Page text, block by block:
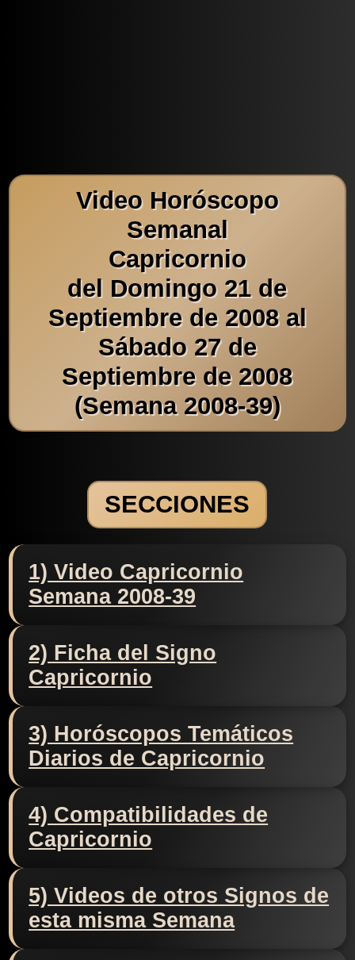
Video Horóscopo
Semanal
Capricornio
del Domingo 21 de
Septiembre de 2008 al
Sábado 27 de
Septiembre de 2008
(Semana 2008-39)
SECCIONES
1) Video Capricornio
Semana 2008-39
2) Ficha del Signo
Capricornio
3) Horóscopos Temáticos
Diarios de Capricornio
4) Compatibilidades de
Capricornio
5) Videos de otros Signos de
esta misma Semana